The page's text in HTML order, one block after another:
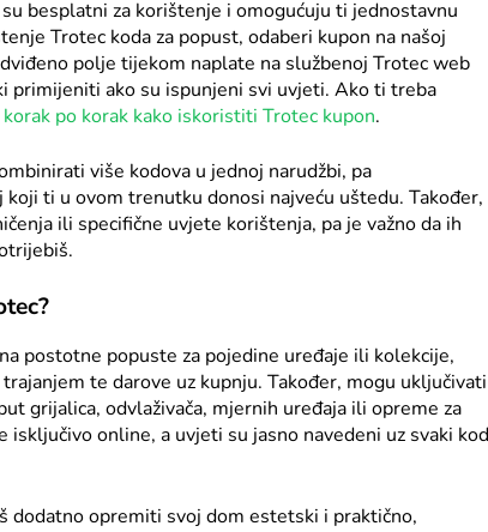
besplatni za korištenje i omogućuju ti jednostavnu
Trotec koda za popust, odaberi kupon na našoj
polje tijekom naplate na službenoj Trotec web
primijeniti ako su ispunjeni svi uvjeti. Ako ti treba
korak po korak kako iskoristiti Trotec kupon.
više kodova u jednoj narudžbi, pa
koji ti u ovom trenutku donosi najveću uštedu. Također,
ili specifične uvjete korištenja, pa je važno da ih
postotne popuste za pojedine uređaje ili kolekcije,
te darove uz kupnju. Također, mogu uključivati
grijalica, odvlaživača, mjernih uređaja ili opreme za
isključivo online, a uvjeti su jasno navedeni uz svaki kod
dodatno opremiti svoj dom estetski i praktično,